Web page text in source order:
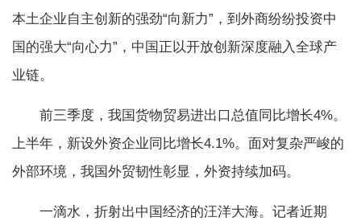
本土企业自主创新的强劲“向新力”，到外商纷纷投资中
国的强大“向心力”，中国正以开放创新深度融入全球产
业链。
前三季度，我国货物贸易进出口总值同比增长4%。
上半年，新设外资企业同比增长4.1%。面对复杂严峻的
外部环境，我国外贸韧性彰显，外资持续加码。
一滴水，折射出中国经济的汪洋大海。记者近期